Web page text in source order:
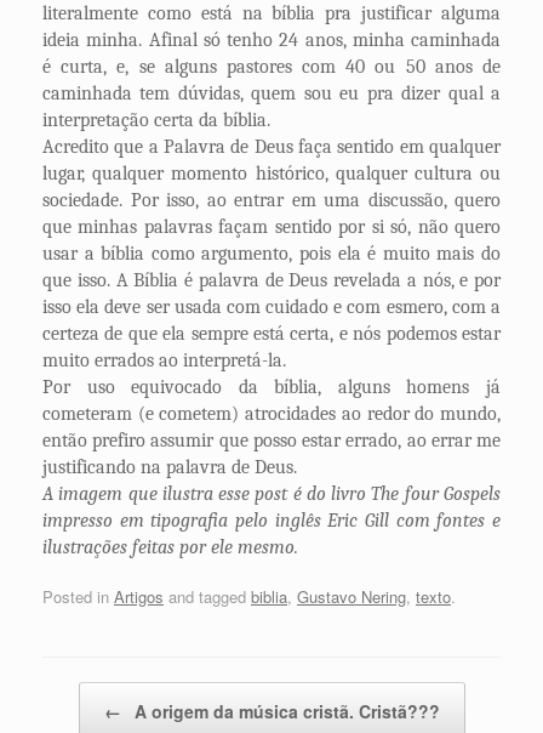
literalmente como está na bíblia pra justificar alguma
ideia minha. Afinal só tenho 24 anos, minha caminhada
é curta, e, se alguns pastores com 40 ou 50 anos de
caminhada tem dúvidas, quem sou eu pra dizer qual a
interpretação certa da bíblia.
Acredito que a Palavra de Deus faça sentido em qualquer
lugar, qualquer momento histórico, qualquer cultura ou
sociedade. Por isso, ao entrar em uma discussão, quero
que minhas palavras façam sentido por si só, não quero
usar a bíblia como argumento, pois ela é muito mais do
que isso. A Bíblia é palavra de Deus revelada a nós, e por
isso ela deve ser usada com cuidado e com esmero, com a
certeza de que ela sempre está certa, e nós podemos estar
muito errados ao interpretá-la.
Por uso equivocado da bíblia, alguns homens já
cometeram (e cometem) atrocidades ao redor do mundo,
então prefiro assumir que posso estar errado, ao errar me
justificando na palavra de Deus.
A imagem que ilustra esse post é do livro The four Gospels
impresso em tipografia pelo inglês Eric Gill com fontes e
ilustrações feitas por ele mesmo.
Posted in Artigos and tagged biblia, Gustavo Nering, texto.
← A origem da música cristã. Cristã???